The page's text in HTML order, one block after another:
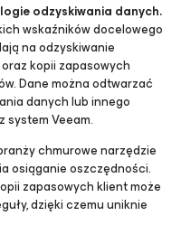
odzyskiwania danych.
wskaźników docelowego
na odzyskiwanie
kopii zapasowych
Dane można odtwarzać
danych lub innego
system Veeam.
chmurowe narzędzie
osiąganie oszczędności.
zapasowych klient może
dzięki czemu uniknie